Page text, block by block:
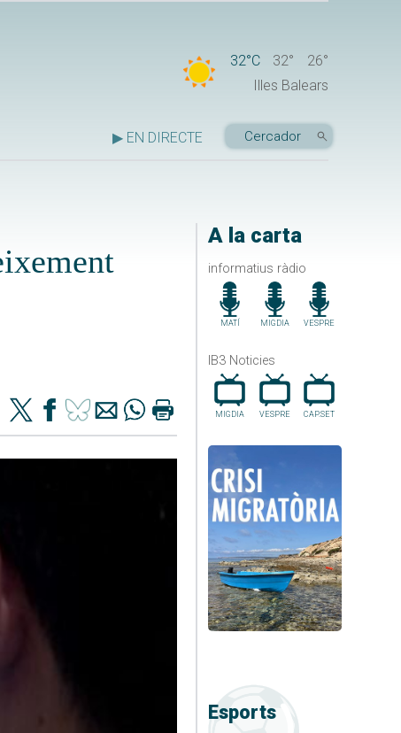
32°C 32°
26°
Illes Balears
▶ EN DIRECTE
A la carta
informatius ràdio
MATÍ MIGDIA VESPRE
IB3 Noticies
MIGDIA VESPRE CAP.SET
Esports